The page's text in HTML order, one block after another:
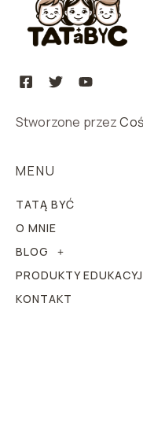
Stworzone przez
MENU
TATĄ BYĆ
O MNIE
BLOG
PRODUKTY
KONTAKT